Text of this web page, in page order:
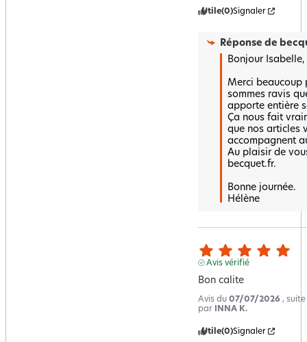
Utile(0)Signaler
Réponse de
Bonjour Isabelle,
Merci beaucoup
sommes ravis
apporte entière
Ça nous fait
que nos articles
accompagnent
Au plaisir de
becquet.fr.
Bonne journée.
Hélène
Avis vérifié
Bon calite
Avis du 07/07/2026 ,
par
INNA K.
Utile(0)Signaler